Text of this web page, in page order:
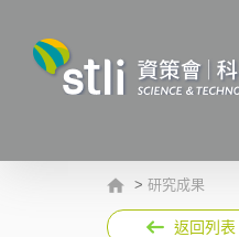
> 研究成果
返回列表